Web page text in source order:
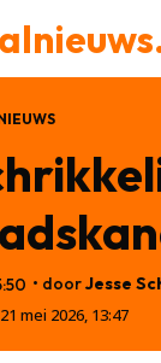
• doorJesse
21 mei 2026, 13:47